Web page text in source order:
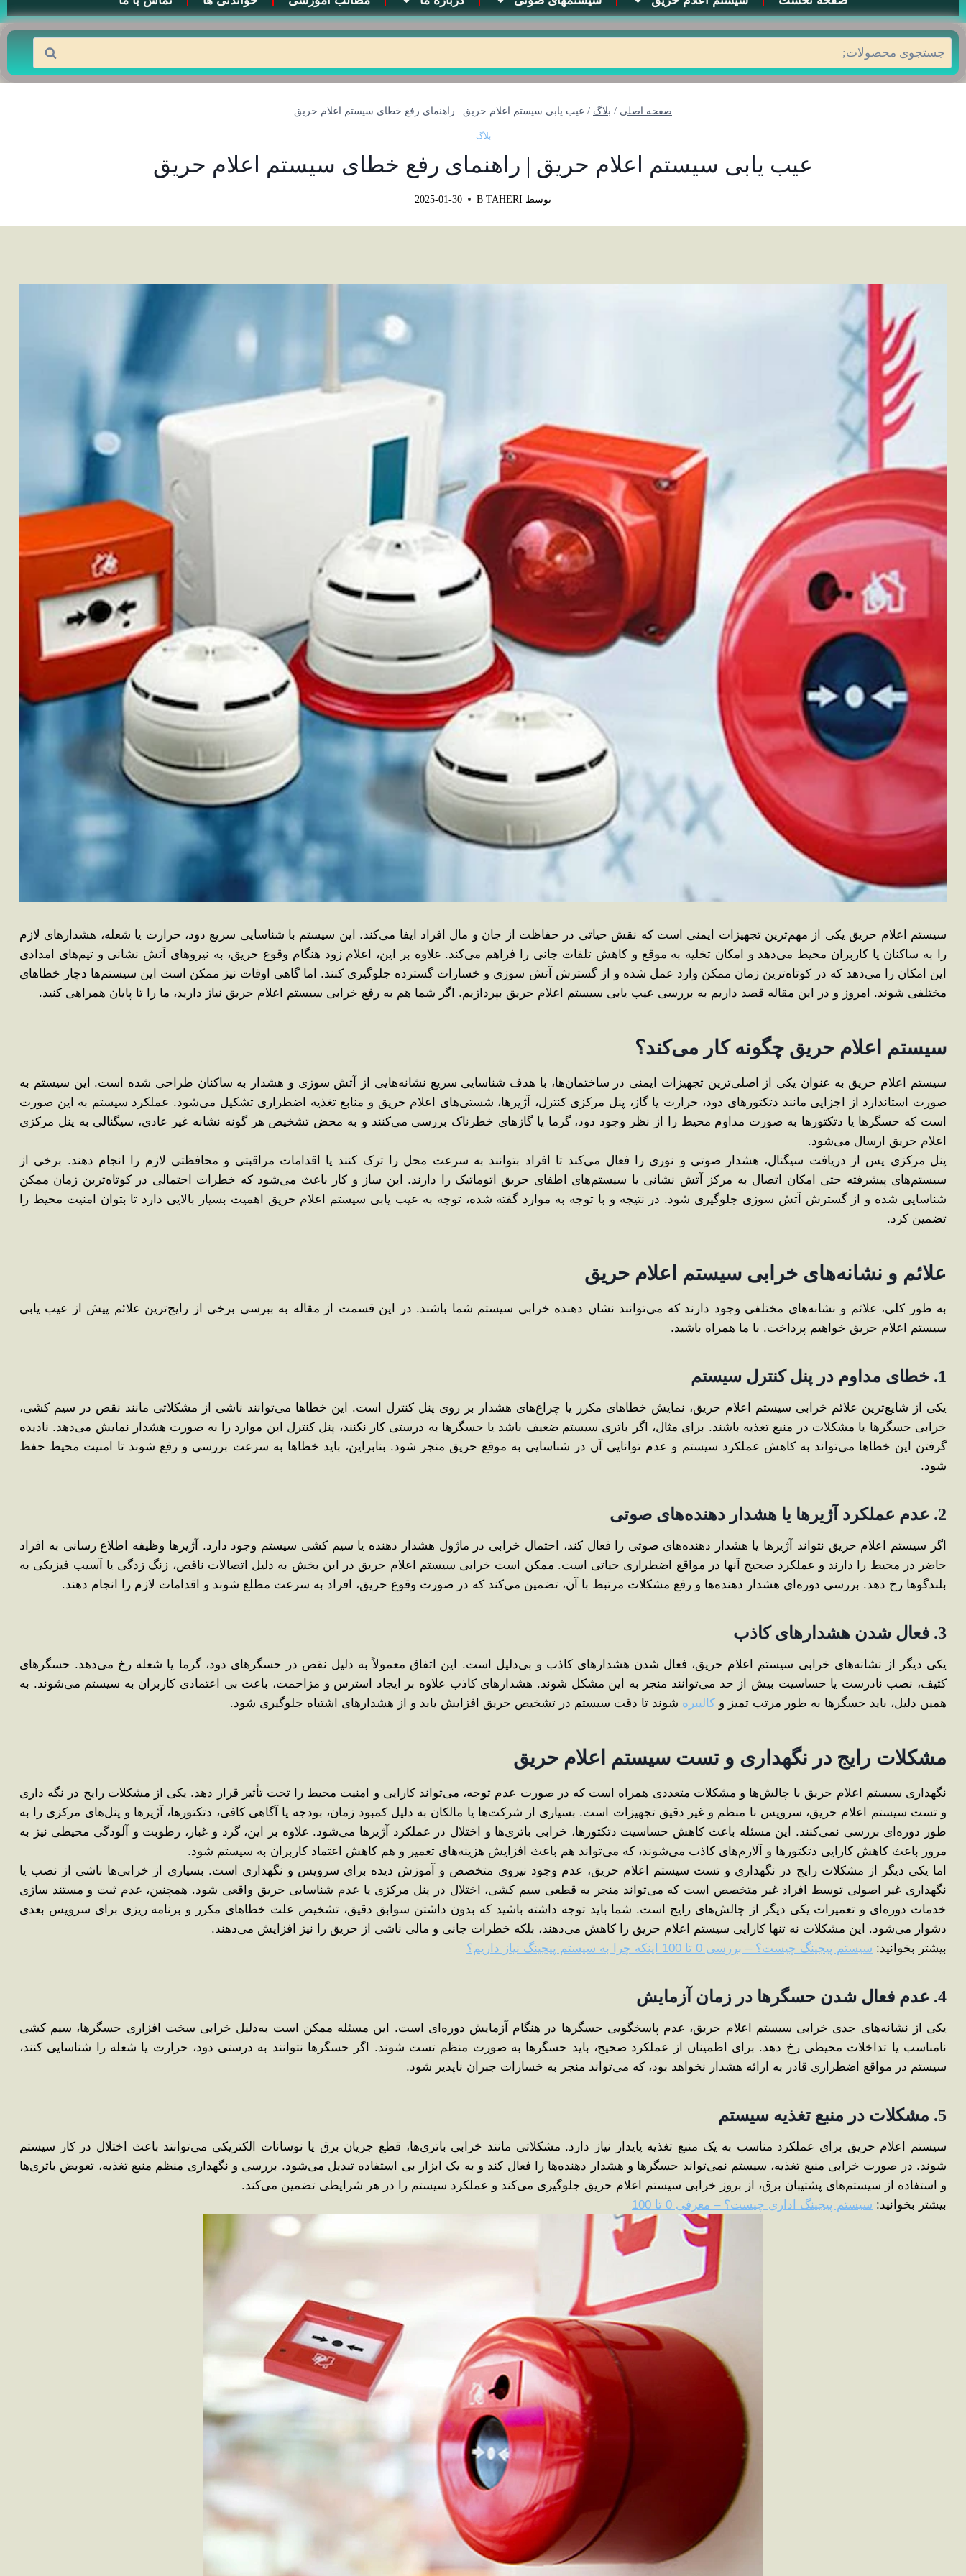
جستجو
صفحه اصلی / بلاگ / عیب یابی سیستم اعلام حریق | راهنمای رفع خطای سیستم اعلام حریق
بلاگ
عیب یابی سیستم اعلام حریق | راهنمای رفع خطای سیستم اعلام حریق
توسط B TAHERI
2025-01-30
سیستم اعلام حریق یکی از مهم‌ترین تجهیزات ایمنی است که نقش حیاتی در حفاظت از جان و مال افراد ایفا می‌کند. این سیستم با شناسایی سریع دود، حرارت یا شعله، هشدارهای لازم
را به ساکنان یا کاربران محیط می‌دهد و امکان تخلیه به ‌موقع و کاهش تلفات جانی را فراهم می‌کند. علاوه بر این، اعلام زود هنگام وقوع حریق، به نیروهای آتش‌ نشانی و تیم‌های امدادی
این امکان را می‌دهد که در کوتاه‌ترین زمان ممکن وارد عمل شده و از گسترش آتش ‌سوزی و خسارات گسترده جلوگیری کنند. اما گاهی اوقات نیز ممکن است این سیستم‌ها دچار خطاهای
مختلفی شوند. امروز و در این مقاله قصد داریم به بررسی عیب یابی سیستم اعلام حریق بپردازیم. اگر شما هم به رفع خرابی سیستم اعلام حریق نیاز دارید، ما را تا پایان همراهی کنید.
سیستم اعلام حریق چگونه کار می‌کند؟
سیستم اعلام حریق به ‌عنوان یکی از اصلی‌ترین تجهیزات ایمنی در ساختمان‌ها، با هدف شناسایی سریع نشانه‌هایی از آتش ‌سوزی و هشدار به ساکنان طراحی شده است. این سیستم به
صورت استاندارد از اجزایی مانند دتکتورهای دود، حرارت یا گاز، پنل مرکزی کنترل، آژیرها، شستی‌های اعلام حریق و منابع تغذیه اضطراری تشکیل می‌شود. عملکرد سیستم به این صورت
است که حسگرها یا دتکتورها به‌ صورت مداوم محیط را از نظر وجود دود، گرما یا گازهای خطرناک بررسی می‌کنند و به ‌محض تشخیص هر گونه نشانه غیر عادی، سیگنالی به پنل مرکزی
اعلام حریق ارسال می‌شود.
پنل مرکزی پس از دریافت سیگنال، هشدار صوتی و نوری را فعال می‌کند تا افراد بتوانند به سرعت محل را ترک کنند یا اقدامات مراقبتی و محافظتی لازم را انجام دهند. برخی از
سیستم‌های پیشرفته حتی امکان اتصال به مرکز آتش ‌نشانی یا سیستم‌های اطفای حریق اتوماتیک را دارند. این ساز و کار باعث می‌شود که خطرات احتمالی در کوتاه‌ترین زمان ممکن
شناسایی شده و از گسترش آتش ‌سوزی جلوگیری شود. در نتیجه و با توجه به موارد گفته شده، توجه به عیب یابی سیستم اعلام حریق اهمیت بسیار بالایی دارد تا بتوان امنیت محیط را
تضمین کرد.
علائم و نشانه‌های خرابی سیستم اعلام حریق
به طور کلی، علائم و نشانه‌های مختلفی وجود دارند که می‌توانند نشان دهنده خرابی سیستم شما باشند. در این قسمت از مقاله به ببرسی برخی از رایج‌ترین علائم پیش از عیب یابی
سیستم اعلام حریق خواهیم پرداخت. با ما همراه باشید.
1
. خطای مداوم در پنل کنترل سیستم
یکی از شایع‌ترین علائم خرابی سیستم اعلام حریق، نمایش خطاهای مکرر یا چراغ‌های هشدار بر روی پنل کنترل است. این خطاها می‌توانند ناشی از مشکلاتی مانند نقص در سیم‌ کشی،
خرابی حسگرها یا مشکلات در منبع تغذیه باشند. برای مثال، اگر باتری سیستم ضعیف باشد یا حسگرها به‌ درستی کار نکنند، پنل کنترل این موارد را به ‌صورت هشدار نمایش می‌دهد. نادیده
گرفتن این خطاها می‌تواند به کاهش عملکرد سیستم و عدم توانایی آن در شناسایی به‌ موقع حریق منجر شود. بنابراین، باید خطاها به‌ سرعت بررسی و رفع شوند تا امنیت محیط حفظ
شود.
2. عدم عملکرد آژیرها یا هشدار دهنده‌های صوتی
اگر سیستم اعلام حریق نتواند آژیرها یا هشدار دهنده‌های صوتی را فعال کند، احتمال خرابی در ماژول هشدار دهنده یا سیم ‌کشی سیستم وجود دارد. آژیرها وظیفه اطلاع ‌رسانی به افراد
حاضر در محیط را دارند و عملکرد صحیح آنها در مواقع اضطراری حیاتی است. ممکن است خرابی سیستم اعلام حریق در این بخش به دلیل اتصالات ناقص، زنگ ‌زدگی یا آسیب فیزیکی به
بلندگوها رخ دهد. بررسی دوره‌ای هشدار دهنده‌ها و رفع مشکلات مرتبط با آن، تضمین می‌کند که در صورت وقوع حریق، افراد به ‌سرعت مطلع شوند و اقدامات لازم را انجام دهند.
3. فعال شدن هشدارهای کاذب
یکی دیگر از نشانه‌های خرابی سیستم اعلام حریق، فعال شدن هشدارهای کاذب و بی‌دلیل است. این اتفاق معمولاً به ‌دلیل نقص در حسگرهای دود، گرما یا شعله رخ می‌دهد. حسگرهای
کثیف، نصب نادرست یا حساسیت بیش از حد می‌توانند منجر به این مشکل شوند. هشدارهای کاذب علاوه بر ایجاد استرس و مزاحمت، باعث بی ‌اعتمادی کاربران به سیستم می‌شوند. به
همین دلیل، باید حسگرها به ‌طور مرتب تمیز و کالیبره شوند تا دقت سیستم در تشخیص حریق افزایش یابد و از هشدارهای اشتباه جلوگیری شود.
مشکلات رایج در نگهداری و تست سیستم اعلام حریق
نگهداری سیستم اعلام حریق با چالش‌ها و مشکلات متعددی همراه است که در صورت عدم توجه، می‌تواند کارایی و امنیت محیط را تحت تأثیر قرار دهد. یکی از مشکلات رایج در نگه داری
و تست سیستم اعلام حریق، سرویس نا منظم و غیر دقیق تجهیزات است. بسیاری از شرکت‌ها یا مالکان به دلیل کمبود زمان، بودجه یا آگاهی کافی، دتکتورها، آژیرها و پنل‌های مرکزی را به
‌طور دوره‌ای بررسی نمی‌کنند. این مسئله باعث کاهش حساسیت دتکتورها، خرابی باتری‌ها و اختلال در عملکرد آژیرها می‌شود. علاوه بر این، گرد و غبار، رطوبت و آلودگی محیطی نیز به
مرور باعث کاهش کارایی دتکتورها و آلارم‌های کاذب می‌شوند، که می‌تواند هم باعث افزایش هزینه‌های تعمیر و هم کاهش اعتماد کاربران به سیستم شود.
اما یکی دیگر از مشکلات رایج در نگهداری و تست سیستم اعلام حریق، عدم وجود نیروی متخصص و آموزش ‌دیده برای سرویس و نگهداری است. بسیاری از خرابی‌ها ناشی از نصب یا
نگهداری غیر اصولی توسط افراد غیر متخصص است که می‌تواند منجر به قطعی سیم‌ کشی، اختلال در پنل مرکزی یا عدم شناسایی حریق واقعی شود. همچنین، عدم ثبت و مستند سازی
خدمات دوره‌ای و تعمیرات یکی دیگر از چالش‌های رایج است. شما باید توجه داشته باشید که بدون داشتن سوابق دقیق، تشخیص علت خطاهای مکرر و برنامه‌ ریزی برای سرویس بعدی
دشوار می‌شود. این مشکلات نه تنها کارایی سیستم اعلام حریق را کاهش می‌دهند، بلکه خطرات جانی و مالی ناشی از حریق را نیز افزایش می‌دهند.
بیشتر بخوانید: سیستم پیجینگ چیست؟ – بررسی 0 تا 100 اینکه چرا به سیستم پیجینگ نیاز داریم؟
4. عدم فعال شدن حسگرها در زمان آزمایش
یکی از نشانه‌های جدی خرابی سیستم اعلام حریق، عدم پاسخگویی حسگرها در هنگام آزمایش دوره‌ای است. این مسئله ممکن است به‌دلیل خرابی سخت ‌افزاری حسگرها، سیم‌ کشی
نامناسب یا تداخلات محیطی رخ دهد. برای اطمینان از عملکرد صحیح، باید حسگرها به ‌صورت منظم تست شوند. اگر حسگرها نتوانند به درستی دود، حرارت یا شعله را شناسایی کنند،
سیستم در مواقع اضطراری قادر به ارائه هشدار نخواهد بود، که می‌تواند منجر به خسارات جبران ‌ناپذیر شود.
5. مشکلات در منبع تغذیه سیستم
سیستم اعلام حریق برای عملکرد مناسب به یک منبع تغذیه پایدار نیاز دارد. مشکلاتی مانند خرابی باتری‌ها، قطع جریان برق یا نوسانات الکتریکی می‌توانند باعث اختلال در کار سیستم
شوند. در صورت خرابی منبع تغذیه، سیستم نمی‌تواند حسگرها و هشدار دهنده‌ها را فعال کند و به یک ابزار بی ‌استفاده تبدیل می‌شود. بررسی و نگهداری منظم منبع تغذیه، تعویض باتری‌ها
و استفاده از سیستم‌های پشتیبان برق، از بروز خرابی سیستم اعلام حریق جلوگیری می‌کند و عملکرد سیستم را در هر شرایطی تضمین می‌کند.
بیشتر بخوانید: سیستم پیجینگ اداری چیست؟ – معرفی 0 تا 100